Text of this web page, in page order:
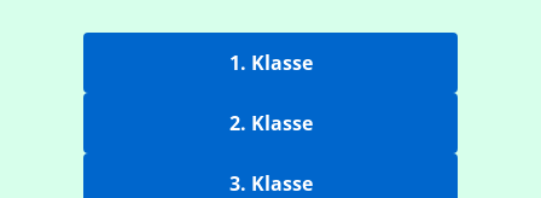
1. Klasse
2. Klasse
3. Klasse